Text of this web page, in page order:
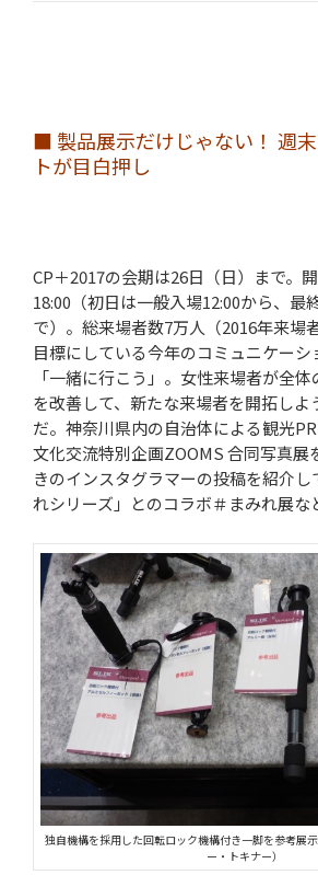
■ 製品展示だけじゃない！ 週
トが目白押し
CP＋2017の会期は26日（日）まで。
18:00（初日は一般入場12:00から、最
で）。総来場者数7万人（2016年来場
目標にしている今年のコミュニケー
「一緒に行こう」。女性来場者が全
を改善して、新たな来場者を開拓しよ
だ。神奈川県内の自治体による観光
文化交流特別企画ZOOMS 合同写真展
きのインスタグラマーの投稿を紹介
れシリーズ」とのコラボ＃まみれ展な
独自機構を採用した回転ロック機構付き一脚を参考展
ー・トキナー）